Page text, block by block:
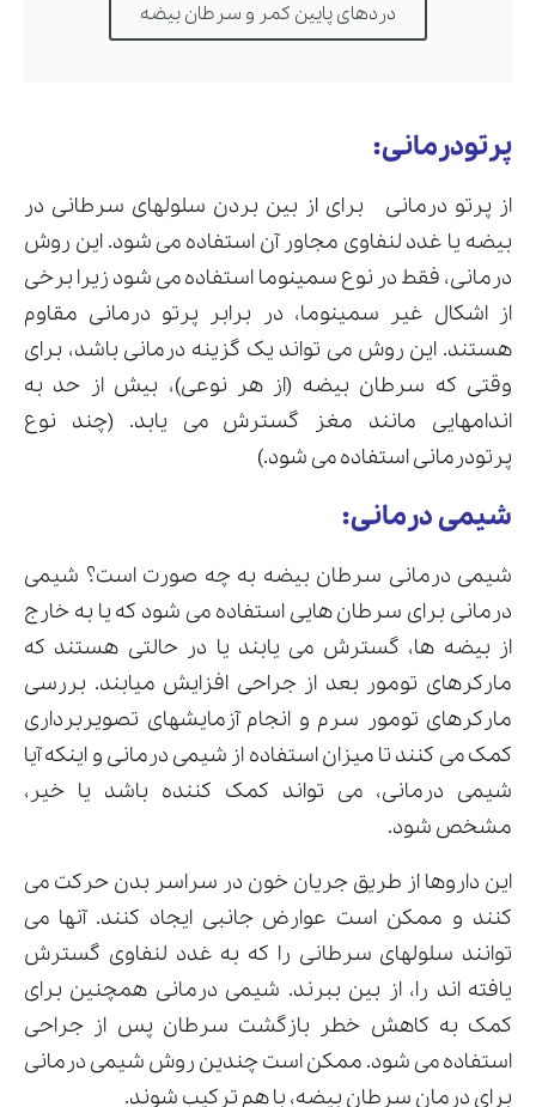
دردهای پایین کمر و سرطان بیضه
پرتودرمانی:
از پرتو درمانی برای از بین بردن سلولهای سرطانی در
بیضه یا غدد لنفاوی مجاور آن استفاده می شود. این روش
درمانی، فقط در نوع سمینوما استفاده می شود زیرا برخی
از اشکال غیر سمینوما، در برابر پرتو درمانی مقاوم
هستند. این روش می تواند یک گزینه درمانی باشد، برای
وقتی که سرطان بیضه (از هر نوعی)، بیش از حد به
اندامهایی مانند مغز گسترش می یابد. (چند نوع
پرتودرمانی استفاده می شود.)
شیمی درمانی:
شیمی درمانی سرطان بیضه به چه صورت است؟ شیمی
درمانی برای سرطان هایی استفاده می شود که یا به خارج
از بیضه ها، گسترش می یابند یا در حالتی هستند که
مارکرهای تومور بعد از جراحی افزایش میابند. بررسی
مارکرهای تومور سرم و انجام آزمایشهای تصویربرداری
کمک می کنند تا میزان استفاده از شیمی‌ درمانی و اینکه آیا
شیمی درمانی، می تواند کمک کننده باشد یا خیر،
مشخص شود.
این داروها از طریق جریان خون در سراسر بدن حرکت می
کنند و ممکن است عوارض جانبی ایجاد کنند. آنها می
توانند سلولهای سرطانی را که به غدد لنفاوی گسترش
یافته اند را، از بین ببرند. شیمی درمانی همچنین برای
کمک به کاهش خطر بازگشت سرطان پس از جراحی
استفاده می شود. ممکن است چندین روش شیمی درمانی
برای درمان سرطان بیضه، با هم ترکیب شوند.